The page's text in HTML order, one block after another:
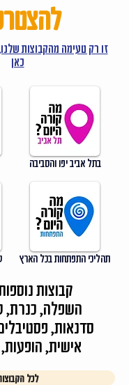
זו רק טעימה מהקבוצות
כאן
בתל אביב יפו והסביבה
תהליכי התפתחות בכל הארץ
קבוצות
השפלה, כנרת,
סדנאות,
אישית, הופעות,
לכל